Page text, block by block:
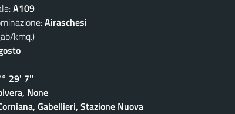
A109
Airaschesi
kmq.)
29' 7''
None
Gabellieri, Stazione Nuova